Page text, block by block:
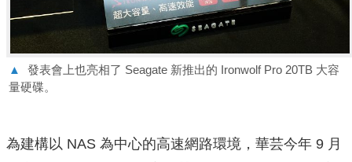
▲
發表會上也亮相了 Seagate 新推出的 Ironwolf Pro 20TB 大容
量硬碟。
為建構以 NAS 為中心的高速網路環境，華芸今年 9 月